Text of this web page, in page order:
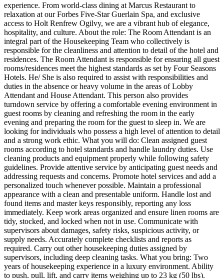
experience. From world-class dining at Marcus Restaurant to
relaxation at our Forbes Five-Star Guerlain Spa, and exclusive
access to Holt Renfrew Ogilvy, we are a vibrant hub of elegance,
hospitality, and culture. About the role: The Room Attendant is an
integral part of the Housekeeping Team who collectively is
responsible for the cleanliness and attention to detail of the hotel and
residences. The Room Attendant is responsible for ensuring all guest
rooms/residences meet the highest standards as set by Four Seasons
Hotels. He/ She is also required to assist with responsibilities and
duties in the absence or heavy volume in the areas of Lobby
Attendant and House Attendant. This person also provides
turndown service by offering a comfortable evening environment in
guest rooms by cleaning and refreshing the room in the early
evening and preparing the room for the guest to sleep in. We are
looking for individuals who possess a high level of attention to detail
and a strong work ethic. What you will do: Clean assigned guest
rooms according to hotel standards and handle laundry duties. Use
cleaning products and equipment properly while following safety
guidelines. Provide attentive service by anticipating guest needs and
addressing requests and concerns. Promote hotel services and add a
personalized touch whenever possible. Maintain a professional
appearance with a clean and presentable uniform. Handle lost and
found items and master keys responsibly, reporting any loss
immediately. Keep work areas organized and ensure linen rooms are
tidy, stocked, and locked when not in use. Communicate with
supervisors about damages, safety risks, suspicious activity, or
supply needs. Accurately complete checklists and reports as
required. Carry out other housekeeping duties assigned by
supervisors, including deep cleaning tasks. What you bring: Two
years of housekeeping experience in a luxury environment. Ability
to push, pull, lift, and carry items weighing up to 23 kg (50 lbs).